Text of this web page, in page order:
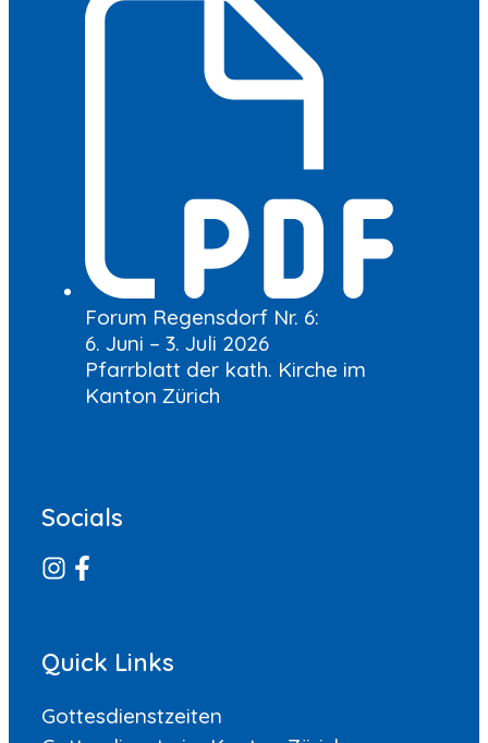
Forum Regensdorf Nr. 6:
6. Juni – 3. Juli 2026
Pfarrblatt der kath. Kirche im
Kanton Zürich
Socials
Quick Links
Gottesdienstzeiten